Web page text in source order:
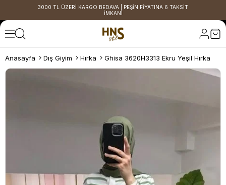
3000 TL ÜZERİ KARGO BEDAVA | PEŞİN FİYATINA 6 TAKSİT
İMKANI
Anasayfa Dış Giyim Hırka Ghisa 3620H3313 Ekru Yeşil Hırka